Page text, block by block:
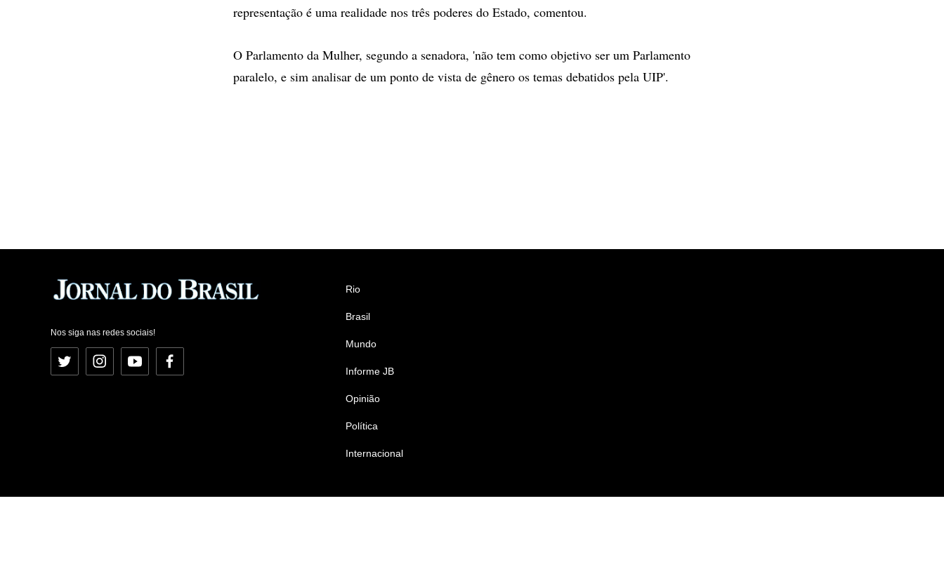
representação é uma realidade nos três poderes do Estado, comentou.
O Parlamento da Mulher, segundo a senadora, 'não tem como objetivo ser um Parlamento
paralelo, e sim analisar de um ponto de vista de gênero os temas debatidos pela UIP'.
Nos siga nas redes sociais!
Twitter InstagramYouTubeFacebook
Rio
Brasil
Mundo
Informe JB
Opinião
Política
Internacional